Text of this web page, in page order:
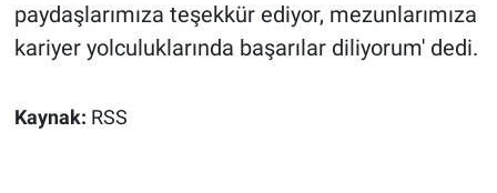
paydaşlarımıza teşekkür ediyor, mezunlarımıza
kariyer yolculuklarında başarılar diliyorum' dedi.
Kaynak: RSS